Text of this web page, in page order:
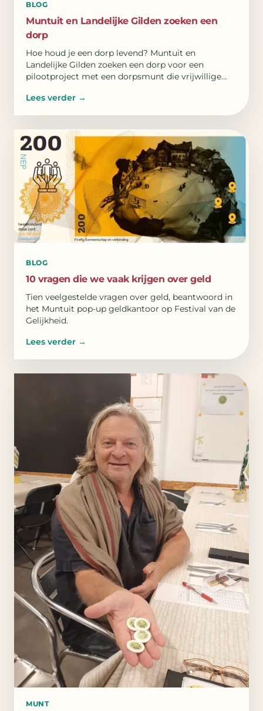
BLOG
Muntuit en Landelijke Gilden zoeken een
dorp
Hoe houd je een dorp levend? Muntuit en
Landelijke Gilden zoeken een dorp voor een
pilootproject met een dorpsmunt die vrijwillige
Lees verder →
BLOG
10 vragen die we vaak krijgen over geld
Tien veelgestelde vragen over geld, beantwoord in
het Muntuit pop-up geldkantoor op Festival van de
Gelijkheid.
Lees verder →
MUNT